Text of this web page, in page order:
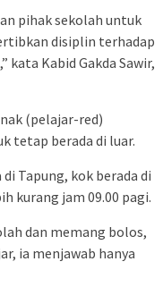
pihak sekolah untuk
disiplin terhadap
kata Kabid Gakda Sawir,
(pelajar-red)
tetap berada di luar.
Tapung, kok berada di
kurang jam 09.00 pagi.
dan memang bolos,
ia menjawab hanya